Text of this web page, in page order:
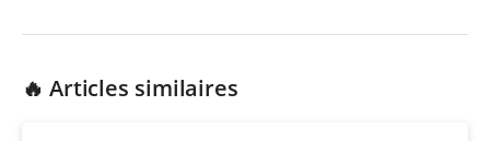
🔥 Articles similaires